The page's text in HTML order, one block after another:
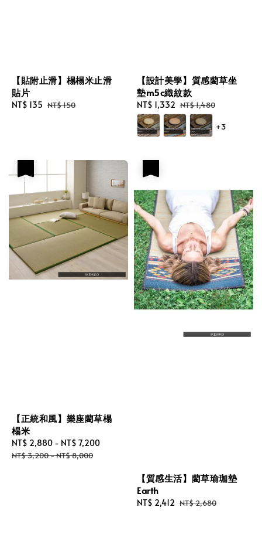
【貼附止滑】榻榻米止滑
貼片
Sale
NT$ 135 Regular
NT$ 150
【設計美學】質感藺草坐
墊m5c織紋款
Sale
price
NT$ 1,332 Regular
price
NT$ 1,480
+3
【正統和風】樂座藺草榻
榻米
Sale
price
NT$ 2,880 - NT$ 7,200
NT$ 3,200-NT$ 8,000
【質感生活】藺草瑜珈墊
Earth
Sale
NT$ 2,412 Regular
NT$ 2,680